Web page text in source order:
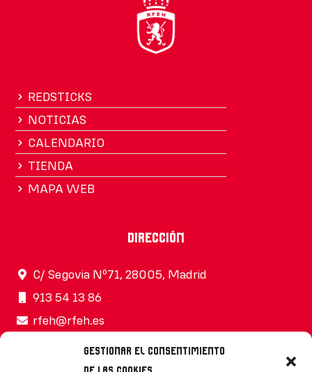
Gestionar el consentimiento
REDSTICKS
NOTICIAS
CALENDARIO
TIENDA
MAPA WEB
Dirección
C/ Segovia Nº71, 28005, Madrid
913 54 13 86
rfeh@rfeh.es